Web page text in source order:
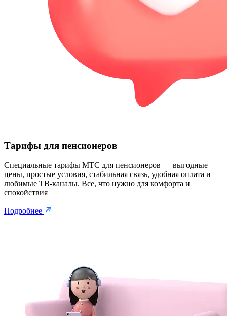
Тарифы для пенсионеров
Специальные тарифы МТС для пенсионеров — выгодные
цены, простые условия, стабильная связь, удобная оплата и
любимые ТВ-каналы. Все, что нужно для комфорта и
спокойствия
Подробнее